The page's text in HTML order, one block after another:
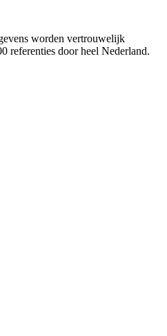
worden vertrouwelijk
referenties door heel Nederland.